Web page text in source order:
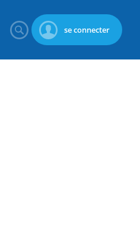
se connecter